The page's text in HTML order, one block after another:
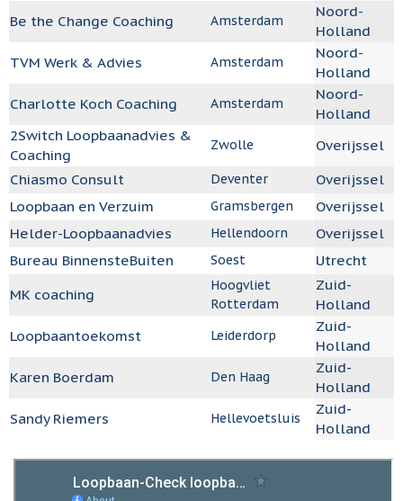
Be the Change Coaching
Amsterdam
Noord-
Holland
TVM Werk & Advies
Amsterdam
Noord-
Holland
Charlotte Koch Coaching
Amsterdam
Noord-
Holland
2Switch Loopbaanadvies &
Coaching
Zwolle
Overijssel
Chiasmo Consult
Deventer
Overijssel
Loopbaan en Verzuim
Gramsbergen
Overijssel
Helder-Loopbaanadvies
Hellendoorn
Overijssel
Bureau BinnensteBuiten
Soest
Utrecht
MK coaching
Hoogvliet
Rotterdam
Zuid-
Holland
Loopbaantoekomst
Leiderdorp
Zuid-
Holland
Karen Boerdam
Den Haag
Zuid-
Holland
Sandy Riemers
Hellevoetsluis
Zuid-
Holland